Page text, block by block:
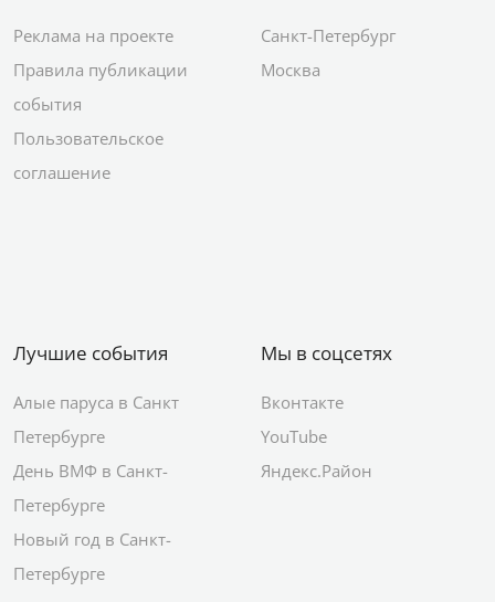
Реклама на проекте
Правила публикации
события
Пользовательское
соглашение
Санкт-Петербург
Москва
Лучшие события
Алые паруса в Санкт
Петербурге
День ВМФ в Санкт-
Петербурге
Новый год в Санкт-
Петербурге
Мы в соцсетях
Вконтакте
YouTube
Яндекс.Район